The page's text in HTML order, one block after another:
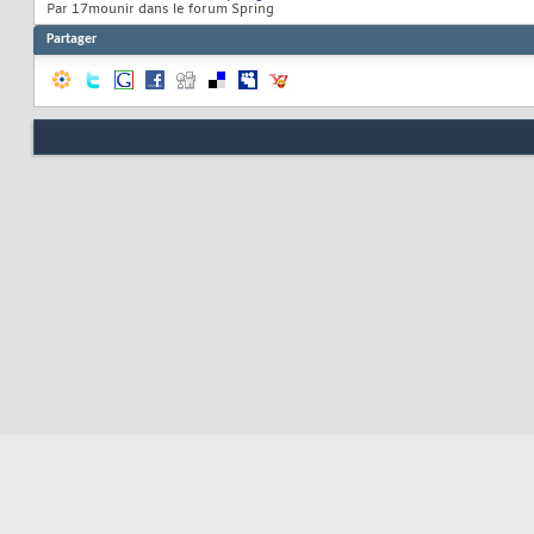
Par 17mounir dans le forum Spring
Partager